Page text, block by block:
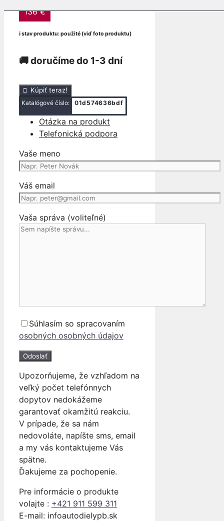
136€
ℹ stav produktu: použité (viď foto produktu)
🚚 doručíme do 1-3 dní
množstvo
MOTORCEK
KURENIA
DOSKY
MG
4
MG4
11334396
2022-
2025
Kúpiť teraz!
Katalógové číslo: 01d574636bdf
Otázka na produkt
Telefonická podpora
Vaše meno
Váš email
Vaša správa (voliteľné)
Súhlasím so spracovaním
osobných osobných údajov
Upozorňujeme, že vzhľadom na
veľký počet telefónnych
dopytov nedokážeme
garantovať okamžitú reakciu.
V prípade, že sa nám
nedovoláte, napíšte sms, email
a my vás kontaktujeme Vás
spätne.
Ďakujeme za pochopenie.
Pre informácie o produkte
volajte : +421 911 599 311
E-mail: infoautodielypb.sk